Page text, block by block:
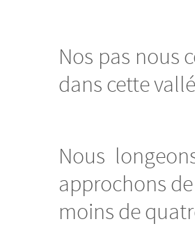
Nos pas nous
dans cette
Nous
approchons
moins de